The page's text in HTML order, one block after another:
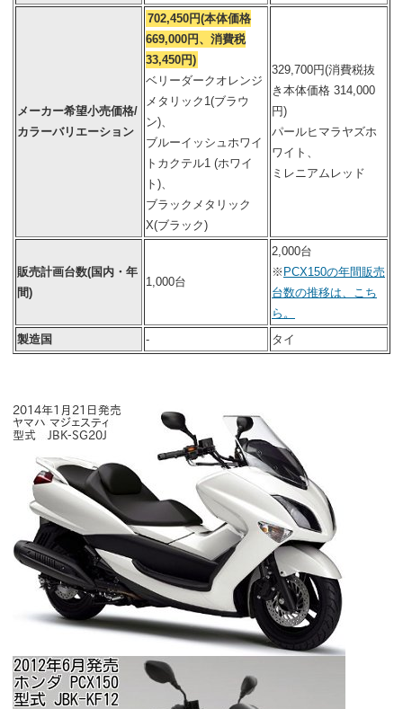
メーカー希望小売価格/
カラーバリエーション
702,450円(本体価格
669,000円、消費税
33,450円)
ベリーダークオレンジ
メタリック1(ブラウ
ン)、
ブルーイッシュホワイ
トカクテル1 (ホワイ
ト)、
ブラックメタリック
X(ブラック)
329,700円(消費税抜
き本体価格 314,000
円)
パールヒマラヤズホ
ワイト、
ミレニアムレッド
販売計画台数(国内・年
間)
1,000台
2,000台
※ PCX150の年間販売
台数の推移は、こち
ら。
製造国
- タイ